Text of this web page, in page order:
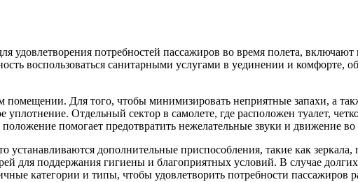
удовлетворения потребностей пассажиров во время полета,
воспользоваться санитарными услугами в уединении и комфорте,
помещении. Для того, чтобы минимизировать неприятные запахи, а
уплотнение. Отдельный сектор в самолете, где расположен туалет,
помогает предотвратить нежелательные звуки и движение во
устанавливаются дополнительные приспособления, такие как
для поддержания гигиены и благоприятных условий. В случае
категории и типы, чтобы удовлетворить потребности пассажиров